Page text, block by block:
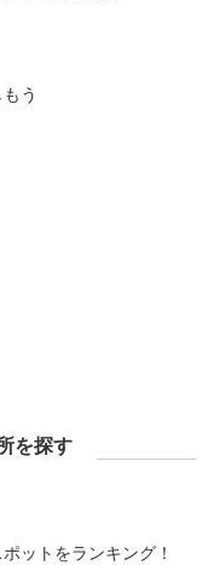
う
を探す
ットをランキング！